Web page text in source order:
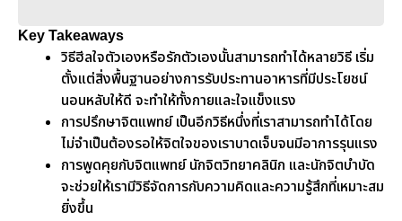
Key Takeaways
วิธีฮีลใจตัวเองหรือรักตัวเองนั้นสามารถทำได้หลายวิธี เริ่ม
ตั้งแต่สิ่งพื้นฐานอย่างการรับประทานอาหารที่มีประโยชน์
นอนหลับให้ดี จะทำให้ทั้งกายและใจแข็งแรง
การปรึกษาจิตแพทย์ เป็นอีกวิธีหนึ่งที่เราสามารถทำได้โดย
ไม่จำเป็นต้องรอให้จิตใจของเราบาดเจ็บจนมีอาการรุนแรง
การพูดคุยกับจิตแพทย์ นักจิตวิทยาคลินิก และนักจิตบำบัด
จะช่วยให้เรามีวิธีจัดการกับความคิดและความรู้สึกที่เหมาะสม
ยิ่งขึ้น